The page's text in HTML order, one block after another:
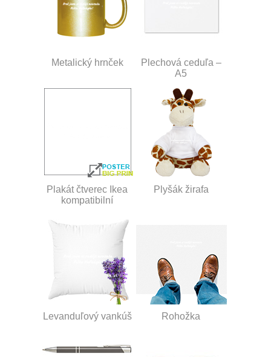
Metalický hrnček
Plechová ceduľa –
A5
Plakát čtverec Ikea
kompatibilní
Plyšák žirafa
Levanduľový vankúš Rohožka